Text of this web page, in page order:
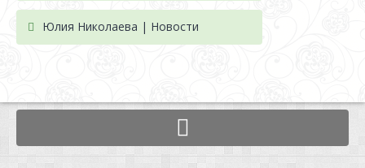
Юлия Николаева | Новости